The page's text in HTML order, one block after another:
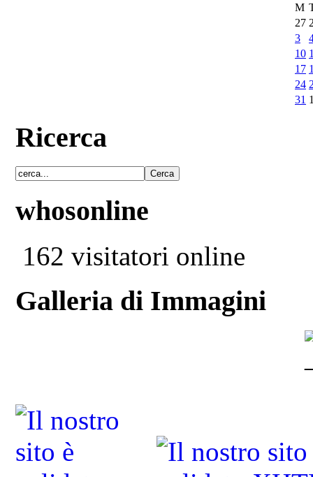
M
27
3
10
17
24
31
Ricerca
whosonline
162 visitatori online
Galleria di Immagini